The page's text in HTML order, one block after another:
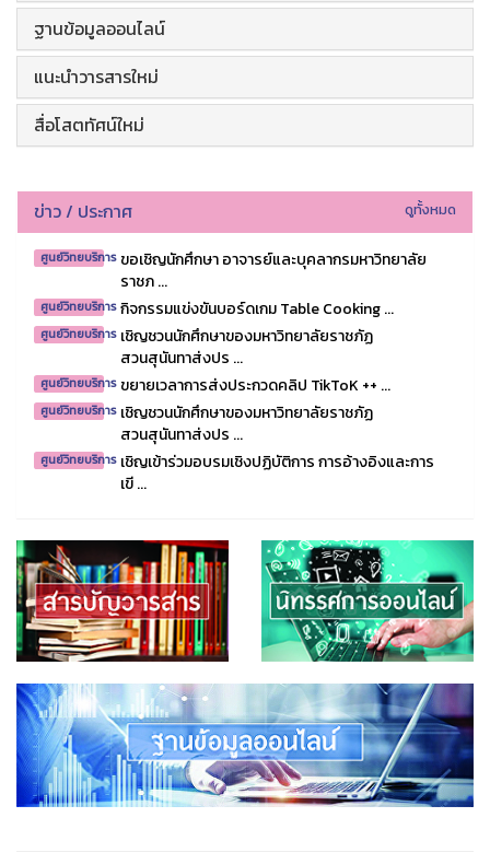
ฐานข้อมูลออนไลน์
แนะนำวารสารใหม่
สื่อโสตทัศน์ใหม่
ข่าว / ประกาศ ดูทั้งหมด
ศูนย์วิทยบริการ ขอเชิญนักศึกษา​ อาจารย์​ และบุคลากรมหาวิทยาลัย
ราชภ ...
ศูนย์วิทยบริการ กิจกรรมแข่งขันบอร์ดเกม Table Cooking ...
ศูนย์วิทยบริการ เชิญชวนนักศึกษาของมหาวิทยาลัยราชภัฏ
สวนสุนันทาส่งปร ...
ศูนย์วิทยบริการ ขยายเวลาการส่งประกวดคลิป TikToK ++ ...
ศูนย์วิทยบริการ เชิญชวนนักศึกษาของมหาวิทยาลัยราชภัฏ
สวนสุนันทาส่งปร ...
ศูนย์วิทยบริการ เชิญเข้าร่วมอบรมเชิงปฏิบัติการ การอ้างอิงและการ
เขี ...